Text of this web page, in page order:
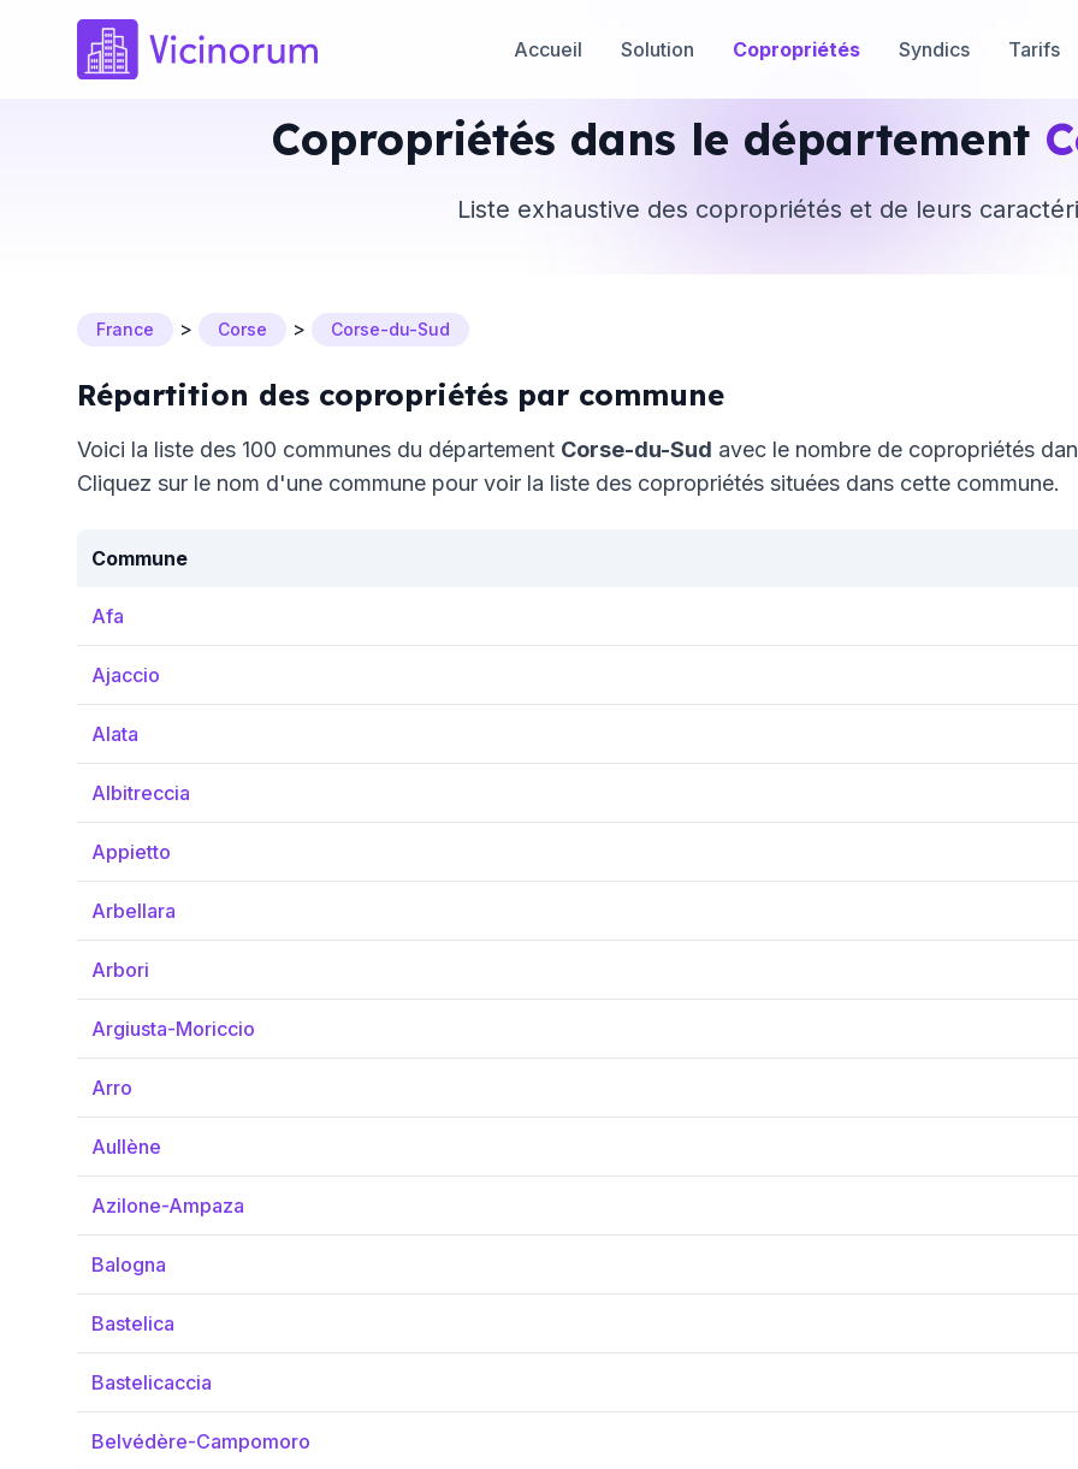
Accueil Solution Copropriétés Syndics Tarifs
Copropriétés dans le département
Liste exhaustive des copropriétés et de leurs
France > Corse > Corse-du-Sud
Répartition des copropriétés par commune
Voici la liste des 100 communes du département Corse-du-Sud avec le nombre de copropriétés
Cliquez sur le nom d'une commune pour voir la liste des copropriétés situées dans cette commune.
Commune
Afa
Ajaccio
Alata
Albitreccia
Appietto
Arbellara
Arbori
Argiusta-Moriccio
Arro
Aullène
Azilone-Ampaza
Balogna
Bastelica
Bastelicaccia
Belvédère-Campomoro